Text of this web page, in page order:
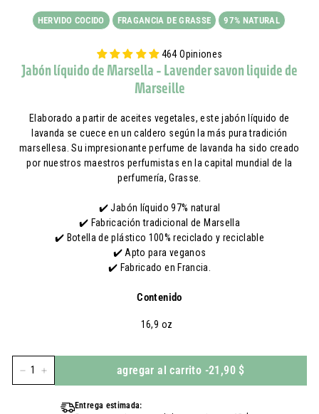
HERVIDO COCIDO FRAGANCIA DE GRASSE 97% NATURAL
464 Opiniones
Jabón líquido de Marsella - Lavender savon liquide de
Marseille
Elaborado a partir de aceites vegetales, este jabón líquido de
lavanda se cuece en un caldero según la más pura tradición
marsellesa. Su impresionante perfume de lavanda ha sido creado
por nuestros maestros perfumistas en la capital mundial de la
perfumería, Grasse.
✔️ Jabón líquido 97% natural
✔️ Fabricación tradicional de Marsella
✔️ Botella de plástico 100% reciclado y reciclable
✔️ Apto para veganos
✔️ Fabricado en Francia.
Contenido
16,9 oz
agregar al carrito -21,90 $
Entrega estimada: